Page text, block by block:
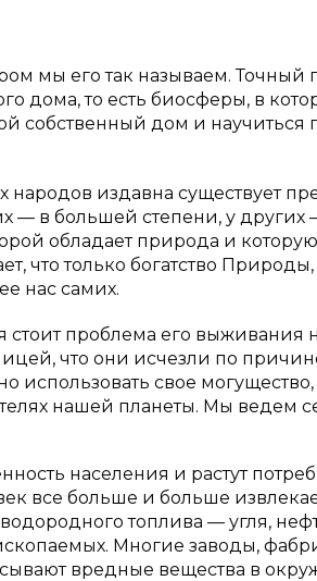
мы его так называем. Точный
дома, то есть биосферы, в
собственный дом и
народов издавна существует
— в большей степени, у других
обладает природа и
что только богатство
нас самих.
проблема его выживания
что они исчезли по
использовать свое
нашей планеты. Мы ведем
населения и растут
все больше и больше
топлива — угля,
Многие заводы,
вредные вещества в